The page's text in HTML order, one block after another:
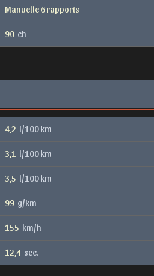
Manuelle 6 rapports
90 ch
4,2 l/100 km
3,1 l/100 km
3,5 l/100 km
99 g/km
155 km/h
12,4 sec.